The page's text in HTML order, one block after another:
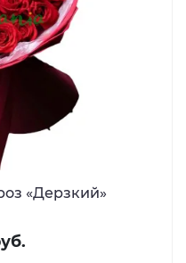
«Дерзкий»